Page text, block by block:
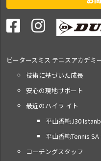
ピータースミス テニスアカデミ
技術に基づいた成長
安心の現地サポート
最近のハイラ イト
平山香純J30
平山香純Tennis
コーチングスタッフ